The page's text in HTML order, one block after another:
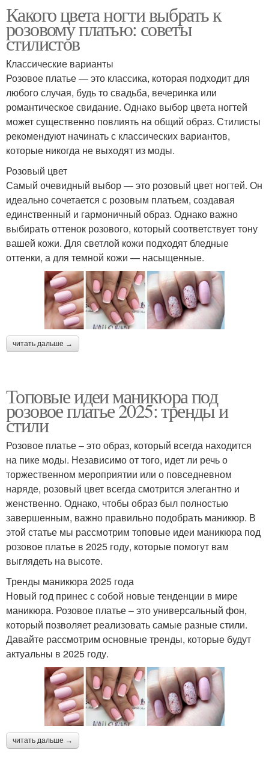
Какого цвета ногти выбрать к
розовому платью: советы
стилистов
Классические варианты
Розовое платье — это классика, которая подходит для
любого случая, будь то свадьба, вечеринка или
романтическое свидание. Однако выбор цвета ногтей
может существенно повлиять на общий образ. Стилисты
рекомендуют начинать с классических вариантов,
которые никогда не выходят из моды.
Розовый цвет
Самый очевидный выбор — это розовый цвет ногтей. Он
идеально сочетается с розовым платьем, создавая
единственный и гармоничный образ. Однако важно
выбирать оттенок розового, который соответствует тону
вашей кожи. Для светлой кожи подходят бледные
оттенки, а для темной кожи — насыщенные.
читать дальше →
Топовые идеи маникюра под
розовое платье 2025: тренды и
стили
Розовое платье – это образ, который всегда находится
на пике моды. Независимо от того, идет ли речь о
торжественном мероприятии или о повседневном
наряде, розовый цвет всегда смотрится элегантно и
женственно. Однако, чтобы образ был полностью
завершенным, важно правильно подобрать маникюр. В
этой статье мы рассмотрим топовые идеи маникюра под
розовое платье в 2025 году, которые помогут вам
выглядеть на высоте.
Тренды маникюра 2025 года
Новый год принес с собой новые тенденции в мире
маникюра. Розовое платье – это универсальный фон,
который позволяет реализовать самые разные стили.
Давайте рассмотрим основные тренды, которые будут
актуальны в 2025 году.
читать дальше →